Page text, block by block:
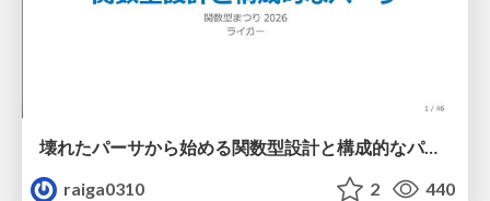
壊れたパーサから始める関数型設計と構成的なパーサ #fp_matsuri
raiga0310
2 440